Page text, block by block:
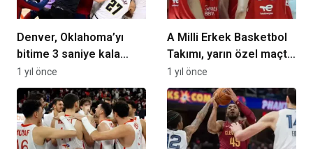
Denver, Oklahoma’yı
bitime 3 saniye kala
devirdi, seride 1-0 öne
geçti
1 yıl önce
A Milli Erkek Basketbol
Takımı, yarın özel maçta
Litvanya’yı konuk
edecek
1 yıl önce